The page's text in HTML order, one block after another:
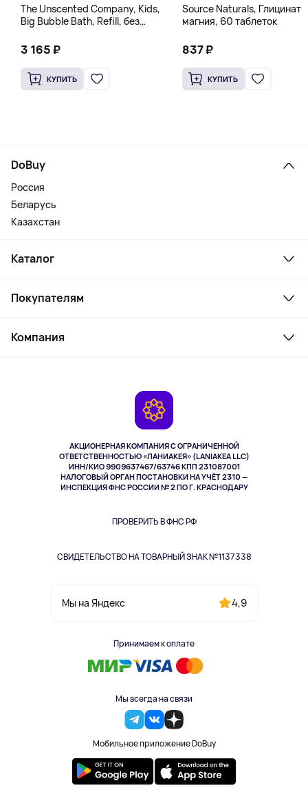
The Unscented Company, Kids,
Big Bubble Bath, Refill, без
Унции)
3 165 ₽
КУПИТЬ
Source Naturals, Глицинат
магния, 60 таблеток
837 ₽
КУПИТЬ
АКЦИОНЕРНАЯ КОМПАНИЯ С ОГРАНИЧЕННОЙ
ОТВЕТСТВЕННОСТЬЮ «ЛАНИАКЕЯ» (LANIAKEA LLC)
ИНН/КИО 9909637467/63746 КПП 231087001
НАЛОГОВЫЙ ОРГАН ПОСТАНОВКИ НА УЧЁТ 2310 —
ИНСПЕКЦИЯ ФНС РОССИИ № 2 ПО Г. КРАСНОДАРУ
ПРОВЕРИТЬ В ФНС РФ
СВИДЕТЕЛЬСТВО НА ТОВАРНЫЙ ЗНАК №1137338
Мы на Яндекс 4,9
Принимаем к оплате
Мы всегда на связи
Мобильное приложение DoBuy
DoBuy
Россия
Беларусь
Казахстан
Каталог
Ноутбуки, мониторы, VR
Косметика и уход
Здоровье питомцев
Одежда и аксессуары
Покупателям
Как заказать
Компания